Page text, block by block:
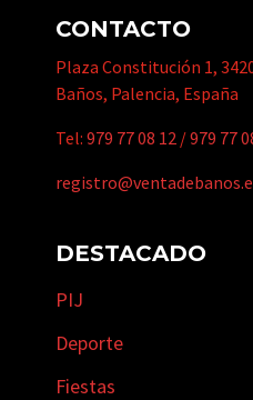
CONTACTO
Plaza Constitución 1,
Baños, Palencia, España
Tel: 979 77 08 12 /979 77
DESTACADO
PIJ
Deporte
Fiestas